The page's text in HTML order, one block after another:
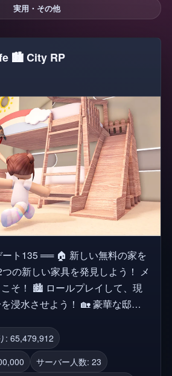
実用・その他
🏙️ City RP
ト135 ══ 🏠 新しい無料の家を
こそ！ 🏙️ ロールプレイして、現
せよう！ 🏡 豪華な邸宅
ナライズしましょう！ 🚗 ユ
車を改造して、次のレベルに進
う。 😊 メトロライフ
: 65,479,912
サーバー人数: 23